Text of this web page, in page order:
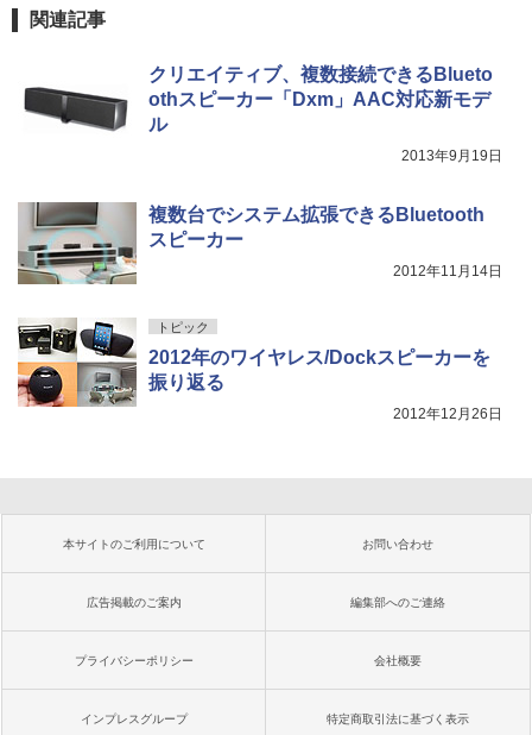
関連記事
クリエイティブ、複数接続できるBlueto
othスピーカー「Dxm」AAC対応新モデ
ル
2013年9月19日
複数台でシステム拡張できるBluetooth
スピーカー
2012年11月14日
トピック
2012年のワイヤレス/Dockスピーカーを
振り返る
2012年12月26日
本サイトのご利用について お問い合わせ
広告掲載のご案内 編集部へのご連絡
プライバシーポリシー 会社概要
インプレスグループ 特定商取引法に基づく表示